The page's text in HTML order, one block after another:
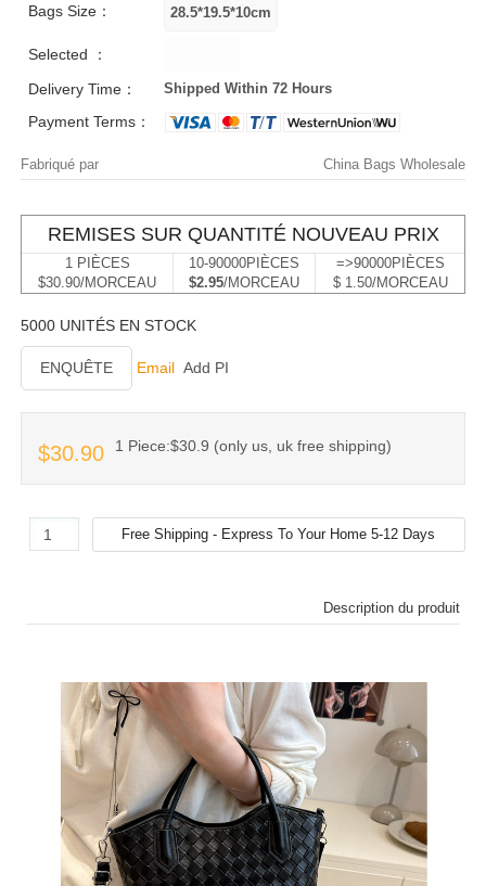
Bags Size：
Selected ：
Delivery Time：
Shipped Within 72 Hours
Payment Terms：
Fabriqué par China Bags Wholesale
REMISES SUR QUANTITÉ NOUVEAU PRIX
1 PIÈCES
$30.90/MORCEAU
10-90000PIÈCES
$2.95/MORCEAU
=>90000PIÈCES
$ 1.50/MORCEAU
5000 UNITÉS EN STOCK
ENQUÊTE Email Add PI
$30.90 1 Piece:$30.9 (only us, uk free shipping)
Description du produit